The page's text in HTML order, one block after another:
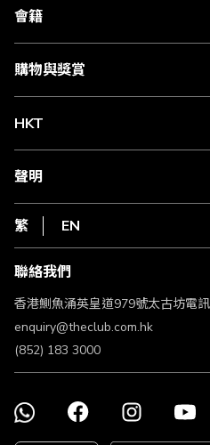
合作夥伴
媒體中心
會籍
會籍及專屬禮遇
賺取積分
購物與獎賞
物流與配送
Club Shopping 商品領取站
常見問題
HKT
csl.
1010
HKT
聲明
私隱聲明
使用條款
條款及細則
不歧視及不騷擾聲明
認可牌照及通告
繁 EN
聯絡我們
香港鰂魚涌英皇道979號太古坊電
enquiry@theclub.com.hk
(852) 183 3000